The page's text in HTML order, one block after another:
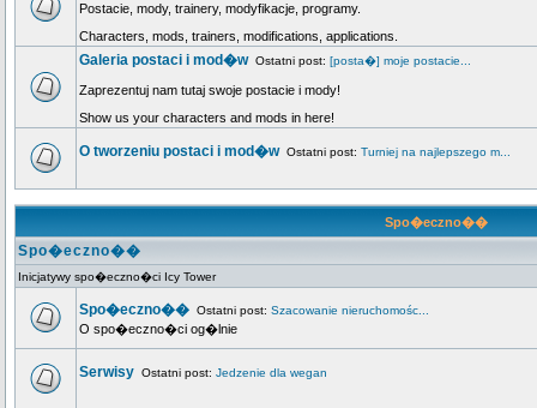
Postacie, mody, trainery, modyfikacje, programy.
Characters, mods, trainers, modifications, applications.
Galeria postaci i mod�wOstatni post: [posta�] moje postacie...
Zaprezentuj nam tutaj swoje postacie i mody!
Show us your characters and mods in here!
O tworzeniu postaci i mod�wOstatni post: Turniej na najlepszego m...
Spo�eczno��
Spo�eczno��
Inicjatywy spo�eczno�ci Icy Tower
Spo�eczno�� Ostatni post: Szacowanie nieruchomośc...
O spo�eczno�ci og�lnie
Serwisy Ostatni post: Jedzenie dla wegan